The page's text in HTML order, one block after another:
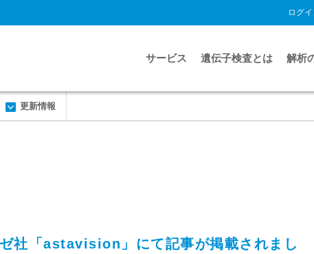
ログ
サービス 遺伝子検査とは 解析
更新情報
社「astavision」にて記事が掲載されまし